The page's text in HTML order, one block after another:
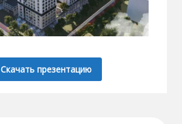
Скачать презентацию